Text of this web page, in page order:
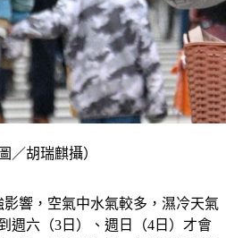
／胡瑞麒攝）
響，空氣中水氣較多，濕冷天氣
週六（3日）、週日（4日）才會